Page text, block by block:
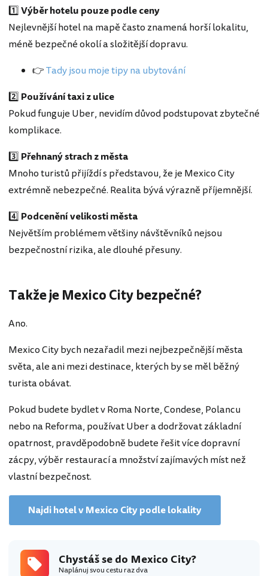
1️⃣Výběr hotelu pouze podle ceny
Nejlevnější hotel na mapě často znamená horší lokalitu,
méně bezpečné okolí a složitější dopravu.
👉Tady jsou moje tipy na ubytování
2️⃣ Používání taxi z ulice
Pokud funguje Uber, nevidím důvod podstupovat zbytečné
komplikace.
3️⃣ Přehnaný strach z města
Mnoho turistů přijíždí s představou, že je Mexico City
extrémně nebezpečné. Realita bývá výrazně příjemnější.
4️⃣ Podcenění velikosti města
Největším problémem většiny návštěvníků nejsou
bezpečnostní rizika, ale dlouhé přesuny.
Takže je Mexico City bezpečné?
Ano.
Mexico City bych nezařadil mezi nejbezpečnější města
světa, ale ani mezi destinace, kterých by se měl běžný
turista obávat.
Pokud budete bydlet v Roma Norte, Condese, Polancu
nebo na Reforma, používat Uber a dodržovat základní
opatrnost, pravděpodobně budete řešit více dopravní
zácpy, výběr restaurací a množství zajímavých míst než
vlastní bezpečnost.
Najdi hotel v Mexico City podle lokality
Chystáš se do Mexico City?
Naplánuj svou cestu raz dva